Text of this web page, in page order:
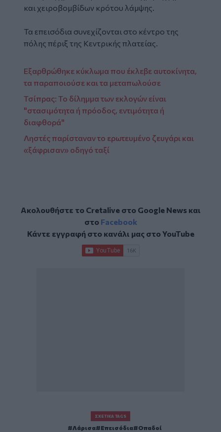
και χειροβομβίδων κρότου λάμψης.
Τα επεισόδια συνεχίζονται στο κέντρο της
πόλης πέριξ της Κεντρικής πλατείας.
Εξαρθρώθηκε κύκλωμα που έκλεβε αυτοκίνητα,
τα παραποιούσε και τα μεταπωλούσε
Τσίπρας: Το δίλημμα των εκλογών είναι
"στασιμότητα ή πρόοδος, εντιμότητα ή
διαφθορά"
Ληστές παρίσταναν το ερωτευμένο ζευγάρι και
«ξάφρισαν» οδηγό ταξί
Ακολουθήστε το Cretalive στο Google Newsκαι
στο Facebook
Κάντε εγγραφή στο κανάλι μας στοYouTube
ΣΧΕΤΙΚΆ TAGS
Λάρισα Επεισόδια Οπαδοί